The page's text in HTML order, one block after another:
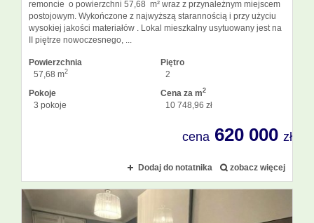
remoncie o powierzchni 57,68 m² wraz z przynależnym miejscem
postojowym. Wykończone z najwyższą starannością i przy użyciu
wysokiej jakości materiałów . Lokal mieszkalny usytuowany jest na
II piętrze nowoczesnego, ...
Powierzchnia
57,68 m2
Piętro
2
Pokoje
3 pokoje
Cena za m2
10 748,96 zł
cena 620 000 zł
Dodaj do notatnika zobacz więcej